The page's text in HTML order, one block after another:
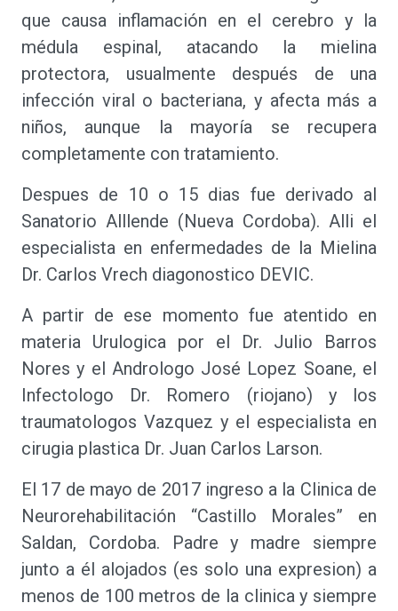
que causa inflamación en el cerebro y la
médula espinal, atacando la mielina
protectora, usualmente después de una
infección viral o bacteriana, y afecta más a
niños, aunque la mayoría se recupera
completamente con tratamiento.
Despues de 10 o 15 dias fue derivado al
Sanatorio Alllende (Nueva Cordoba). Alli el
especialista en enfermedades de la Mielina
Dr. Carlos Vrech diagonostico DEVIC.
A partir de ese momento fue atentido en
materia Urulogica por el Dr. Julio Barros
Nores y el Andrologo José Lopez Soane, el
Infectologo Dr. Romero (riojano) y los
traumatologos Vazquez y el especialista en
cirugia plastica Dr. Juan Carlos Larson.
El 17 de mayo de 2017 ingreso a la Clinica de
Neurorehabilitación “Castillo Morales” en
Saldan, Cordoba. Padre y madre siempre
junto a él alojados (es solo una expresion) a
menos de 100 metros de la clinica y siempre